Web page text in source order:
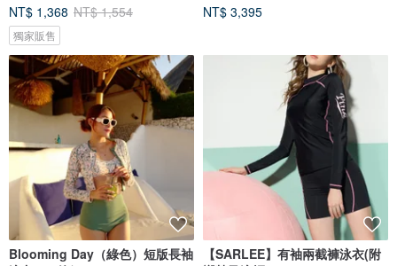
NT$ 1,368 NT$ 1,554
獨家販售
NT$ 3,395
Blooming Day（綠色）短版長袖
【SARLEE】有袖兩截褲泳衣(附